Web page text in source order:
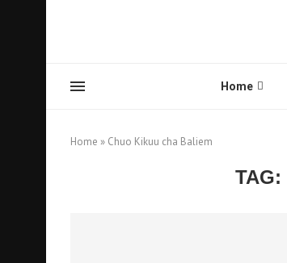
Home
Home » Chuo Kikuu cha Baliem
TAG: